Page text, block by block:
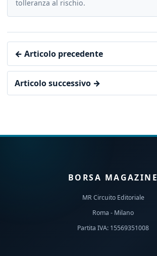
tolleranza al rischio.
← Articolo precedente
Articolo successivo →
BORSA MAGAZINE
MR Circuito Editoriale
Roma - Milano
Partita IVA: 15569351008